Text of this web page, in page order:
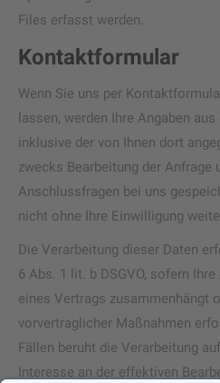
Files erfasst werden.
Kontaktformular
Wenn Sie uns per
lassen, werden Ihre Angaben
inklusive der von Ihnen dort
zwecks Bearbeitung der Anfrage
Anschlussfragen bei uns
nicht ohne Ihre Einwilligung
Die Verarbeitung dieser Daten
6 Abs. 1 lit. b DSGVO, sofern
eines Vertrags zusammenhängt
vorvertraglicher Maßnahmen
Fällen beruht die Verarbeitung
Interesse an der effektiven